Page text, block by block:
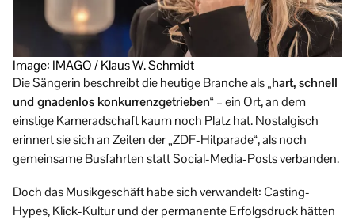
Image: IMAGO / Klaus W. Schmidt
Die Sängerin beschreibt die heutige Branche als„hart, schnell
und gnadenlos konkurrenzgetrieben“– ein Ort, an dem
einstige Kameradschaft kaum noch Platz hat. Nostalgisch
erinnert sie sich an Zeiten der „ZDF-Hitparade“, als noch
gemeinsame Busfahrten statt Social-Media-Posts verbanden.
Doch das Musikgeschäft habe sich verwandelt: Casting-
Hypes, Klick-Kultur und der permanente Erfolgsdruck hätten